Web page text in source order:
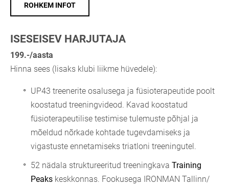
ROHKEM INFOT
ISESEISEV HARJUTAJA
199.-/aasta
Hinna sees (lisaks klubi liikme hüvedele):
UP43 treenerite osalusega ja füsioterapeutide poolt
koostatud treeningvideod. Kavad koostatud
füsioterapeutilise testimise tulemuste põhjal ja
mõeldud nõrkade kohtade tugevdamiseks ja
vigastuste ennetamiseks triatloni treeningutel.
52 nädala struktureeritud treeningkava Training
Peaks keskkonnas. Fookusega IRONMAN Tallinn/